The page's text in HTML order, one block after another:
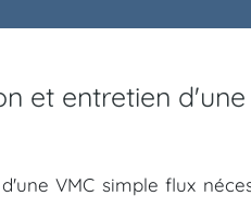
et entretien
VMC simple flux